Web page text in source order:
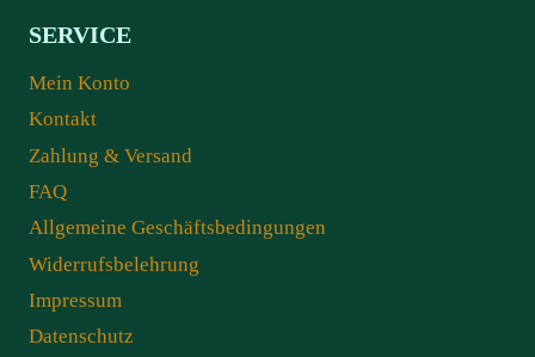
SERVICE
Mein Konto
Kontakt
Zahlung & Versand
FAQ
Allgemeine Geschäftsbedingungen
Widerrufsbelehrung
Impressum
Datenschutz